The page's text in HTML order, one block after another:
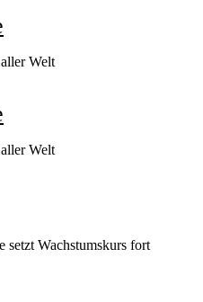
Welt
Welt
setzt Wachstumskurs fort